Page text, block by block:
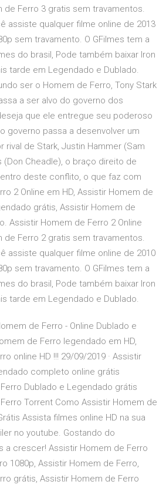
de Ferro 3 gratis sem travamentos.
assiste qualquer filme online de 2013
sem travamento. O GFilmes tem a
do brasil, Pode também baixar Iron
tarde em Legendado e Dublado.
ser o Homem de Ferro, Tony Stark
a ser alvo do governo dos
que ele entregue seu poderoso
governo passa a desenvolver um
rival de Stark, Justin Hammer (Sam
(Don Cheadle), o braço direito de
deste conflito, o que faz com
2 Online em HD, Assistir Homem de
grátis, Assistir Homem de
Assistir Homem de Ferro 2 Online
de Ferro 2 gratis sem travamentos.
assiste qualquer filme online de 2010
sem travamento. O GFilmes tem a
do brasil, Pode também baixar Iron
tarde em Legendado e Dublado.
de Ferro - Online Dublado e
de Ferro legendado em HD,
online HD !!! 29/09/2019 · Assistir
completo online grátis
Dublado e Legendado grátis
Torrent Como Assistir Homem de
Assista filmes online HD na sua
no youtube. Gostando do
a crescer! Assistir Homem de Ferro
1080p, Assistir Homem de Ferro,
grátis, Assistir Homem de Ferro